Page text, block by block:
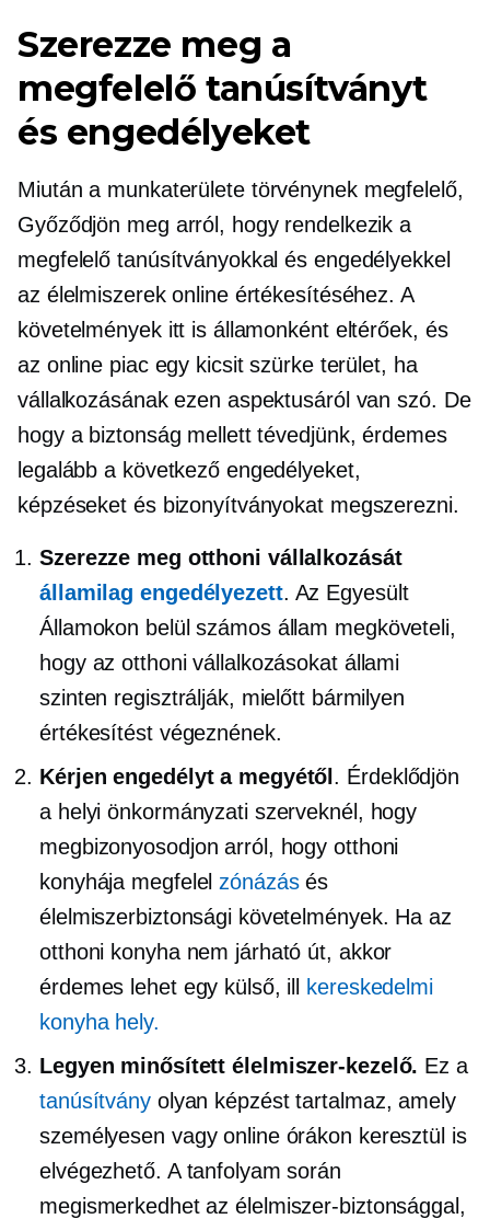
Szerezze meg a
megfelelő tanúsítványt
és engedélyeket
Miután a munkaterülete törvénynek megfelelő,
Győződjön meg arról, hogy rendelkezik a
megfelelő tanúsítványokkal és engedélyekkel
az élelmiszerek online értékesítéséhez. A
követelmények itt is államonként eltérőek, és
az online piac egy kicsit szürke terület, ha
vállalkozásának ezen aspektusáról van szó. De
hogy a biztonság mellett tévedjünk, érdemes
legalább a következő engedélyeket,
képzéseket és bizonyítványokat megszerezni.
Szerezze meg otthoni vállalkozását
államilag engedélyezett. Az Egyesült
Államokon belül számos állam megköveteli,
hogy az otthoni vállalkozásokat állami
szinten regisztrálják, mielőtt bármilyen
értékesítést végeznének.
Kérjen engedélyt a megyétől . Érdeklődjön
a helyi önkormányzati szerveknél, hogy
megbizonyosodjon arról, hogy otthoni
konyhája megfelel zónázásés
élelmiszerbiztonsági követelmények. Ha az
otthoni konyha nem járható út, akkor
érdemes lehet egy külső, ill
kereskedelmi
konyha hely.
Legyen minősített élelmiszer-kezelő. Ez a
tanúsítványolyan képzést tartalmaz, amely
személyesen vagy online órákon keresztül is
elvégezhető. A tanfolyam során
megismerkedhet az élelmiszer-biztonsággal,